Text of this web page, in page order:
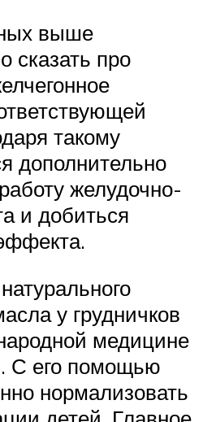
выше
сказать про
такому
дополнительно
желудочно-
и добиться
у грудничков
медицине
С его помощью
нормализовать